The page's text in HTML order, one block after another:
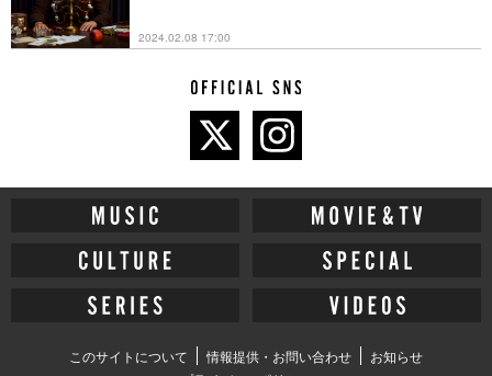
2024.02.08 17:00
このサイトについて 情報提供・お問い合わせ
お知らせ